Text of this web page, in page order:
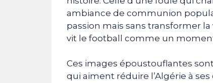
ambiance de communion
passion mais sans transformer
vit le football comme un
Ces images époustouflantes
qui aiment réduire l’Algérie à